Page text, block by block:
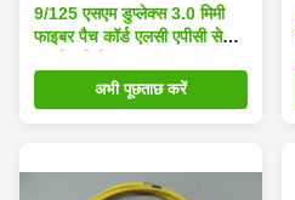
9/125 एसएम डुप्लेक्स 3.0 मिमी
फाइबर पैच कॉर्ड एलसी एपीसी से
अभी पूछताछ करें